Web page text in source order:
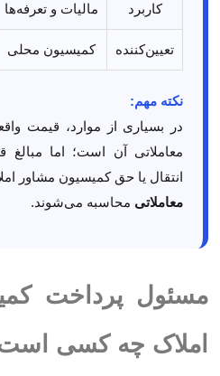
کاربرد مالیات و تعرفه‌ها
تعیین‌کننده کمیسیون محلی
نکته مهم:
در بسیاری از موارد، قیمت
معاملاتی آن است؛ اما مبالغ
انتقال یا حق کمیسیون مشاور
معاملاتی محاسبه می‌شوند.
مسئول پرداخت
املاک چه کسی